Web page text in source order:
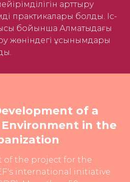
арттыру
практикалары болды. Іс-
бойынша Алматыдағы
жөніндегі ұсынымдары
of a
in the
of the project for the
international initiative